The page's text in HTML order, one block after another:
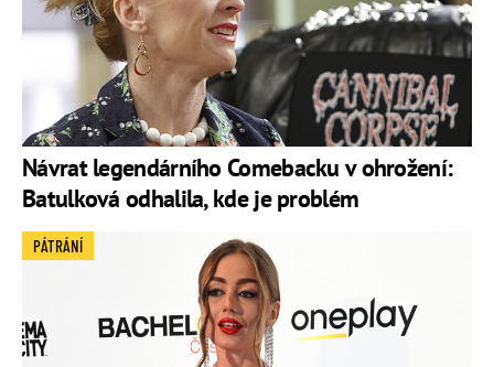
Návrat legendárního Comebacku v ohrožení:
Batulková odhalila, kde je problém
PÁTRÁNÍ